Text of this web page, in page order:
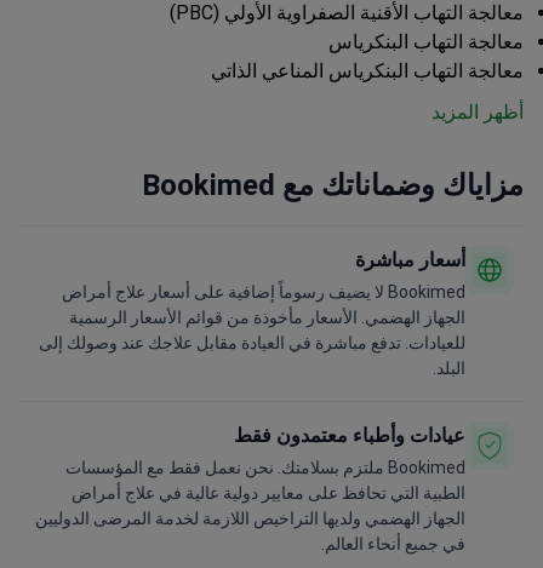
معالجة التهاب الأقنية الصفراوية الأولي (PBC)
معالجة التهاب البنكرياس
معالجة التهاب البنكرياس المناعي الذاتي
أظهر المزيد
مزاياك وضماناتك مع Bookimed
أسعار مباشرة
Bookimed لا يضيف رسوماً إضافية على أسعار علاج أمراض
الجهاز الهضمي. الأسعار مأخوذة من قوائم الأسعار الرسمية
للعيادات. تدفع مباشرة في العيادة مقابل علاجك عند وصولك إلى
البلد.
عيادات وأطباء معتمدون فقط
Bookimed ملتزم بسلامتك. نحن نعمل فقط مع المؤسسات
الطبية التي تحافظ على معايير دولية عالية في علاج أمراض
الجهاز الهضمي ولديها التراخيص اللازمة لخدمة المرضى الدوليين
في جميع أنحاء العالم.